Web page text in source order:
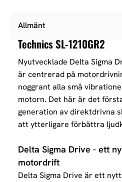
Allmänt
Technics SL-1210GR2
Nyutvecklade Delta Sigma
är centrerad på
noggrant alla små
motorn. Det här är det
generation av direktdrivna
att ytterligare förbättra
Delta Sigma Drive - ett
motordrift
Delta Sigma Drive är ett